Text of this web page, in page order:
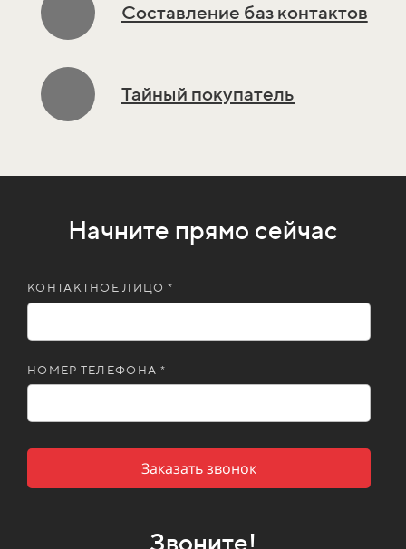
Составление баз контактов
Тайный покупатель
Начните прямо сейчас
КОНТАКТНОЕ ЛИЦО *
НОМЕР ТЕЛЕФОНА *
Заказать звонок
Звоните!